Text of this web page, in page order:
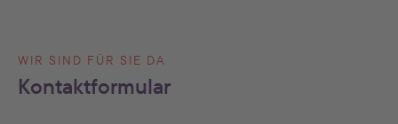
WIR SIND FÜR SIE DA
Kontaktformular